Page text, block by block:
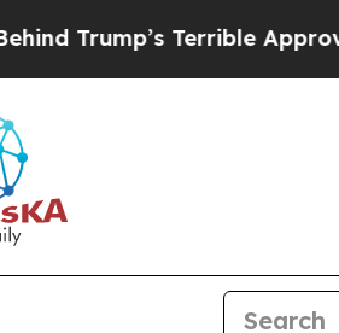
Terrible Approval Rating